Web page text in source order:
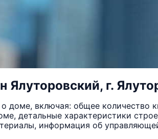
Ялуторовский, г.
включая: общее количество
детальные характеристики
информация об